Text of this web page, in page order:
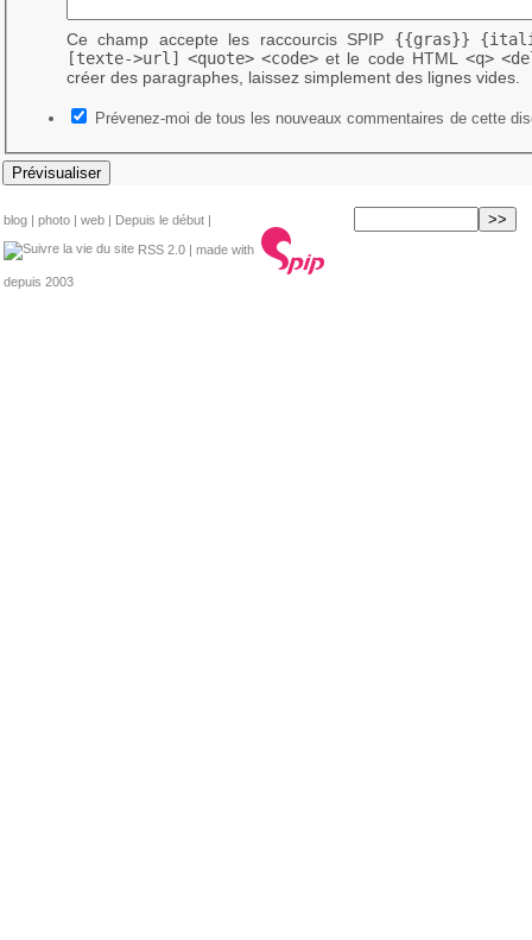
Ce champ accepte les raccourcis SPIP {{gras}}
[texte->url]
<quote> <code>et le code HTML <q>
créer des paragraphes, laissez simplement des lignes vides.
Prévenez-moi de tous les nouveaux commentaires de cette
blog | photo | web | Depuis le début |
RSS 2.0 | made with
depuis 2003